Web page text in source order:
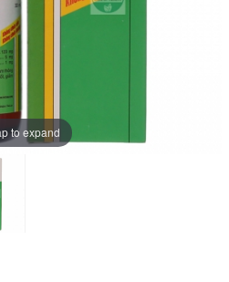
to expand